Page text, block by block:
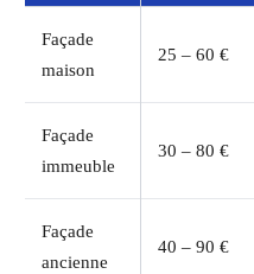
Façade
maison
25 – 60 €
Façade
immeuble
30 – 80 €
Façade
ancienne
40 – 90 €